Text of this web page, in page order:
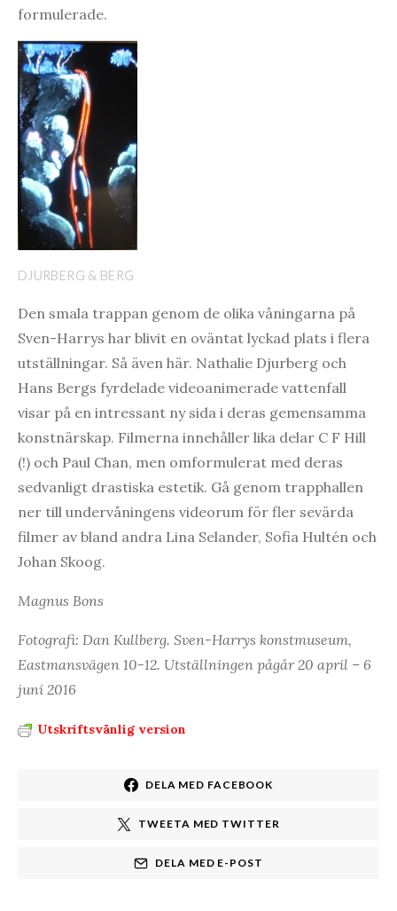
formulerade.
DJURBERG & BERG
Den smala trappan genom de olika våningarna på
Sven-Harrys har blivit en oväntat lyckad plats i flera
utställningar. Så även här. Nathalie Djurberg och
Hans Bergs fyrdelade videoanimerade vattenfall
visar på en intressant ny sida i deras gemensamma
konstnärskap. Filmerna innehåller lika delar C F Hill
(!) och Paul Chan, men omformulerat med deras
sedvanligt drastiska estetik. Gå genom trapphallen
ner till undervåningens videorum för fler sevärda
filmer av bland andra Lina Selander, Sofia Hultén och
Johan Skoog.
Magnus Bons
Fotografi: Dan Kullberg. Sven-Harrys konstmuseum,
Eastmansvägen 10-12. Utställningen pågår 20 april – 6
juni 2016
Utskriftsvänlig version
DELA MED FACEBOOK
TWEETA MED TWITTER
DELA MED E-POST